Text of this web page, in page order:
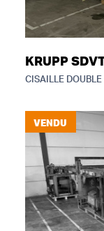
KRUPP SDVT
CISAILLE
VENDU